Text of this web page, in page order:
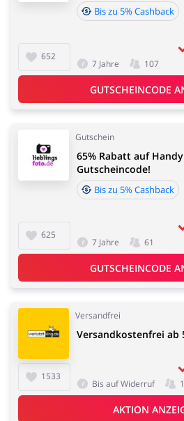
652
Bis zu 5% Cashback
7 Jahre 107
GUTSCHEINCODE
Gutschein
625
65% Rabatt auf
Gutscheincode!
Bis zu 5% Cashback
7 Jahre 61
GUTSCHEINCODE
Versandfrei
1533
Versandkostenfrei ab
Bis auf Widerruf
AKTION